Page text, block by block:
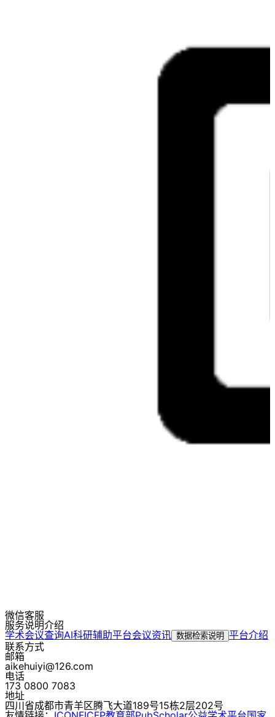
微信客服
服务说明介绍
学术会议查询AI科研辅助平台会议资讯 数据检索说明 平台介绍
联系方式
邮箱
aikehuiyi@126.com
电话
173 0800 7083
地址
四川省成都市青羊区腾飞大道189号15栋2层202号